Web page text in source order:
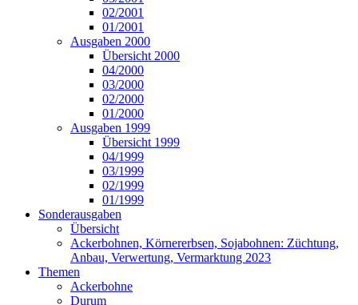
02/2001
01/2001
Ausgaben 2000
Übersicht 2000
04/2000
03/2000
02/2000
01/2000
Ausgaben 1999
Übersicht 1999
04/1999
03/1999
02/1999
01/1999
Sonderausgaben
Übersicht
Ackerbohnen, Körnererbsen, Sojabohnen: Züchtung,
Anbau, Verwertung, Vermarktung 2023
Themen
Ackerbohne
Durum